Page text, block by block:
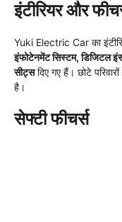
इंटीरियर और
Yuki Electric Car का
इंफोटेनमेंट सिस्टम, डिजिटल
सीट्सदिए गए हैं। छोटे
है।
सेफ्टी फीचर्स